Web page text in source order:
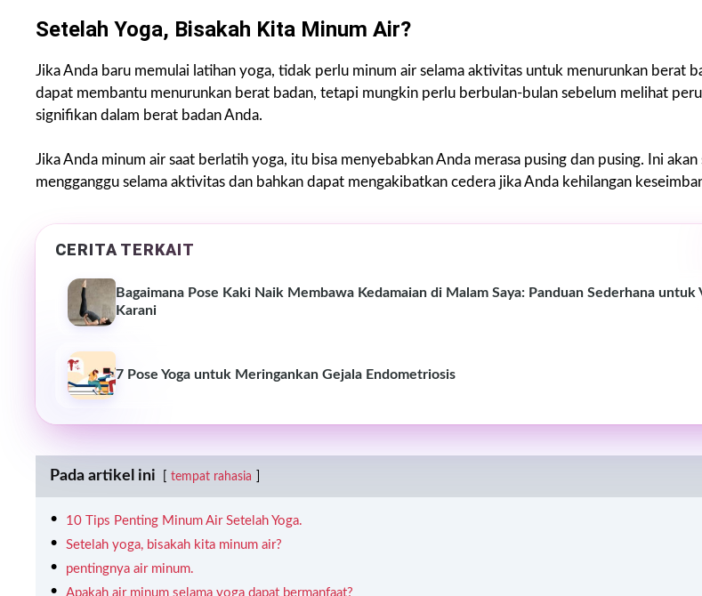
Setelah Yoga, Bisakah Kita Minum Air?
Jika Anda baru memulai latihan yoga, tidak perlu minum air selama aktivitas untuk menurunkan berat
dapat membantu menurunkan berat badan, tetapi mungkin perlu berbulan-bulan sebelum melihat
signifikan dalam berat badan Anda.
Jika Anda minum air saat berlatih yoga, itu bisa menyebabkan Anda merasa pusing dan pusing. Ini akan
mengganggu selama aktivitas dan bahkan dapat mengakibatkan cedera jika Anda kehilangan
CERITA TERKAIT
Bagaimana Pose Kaki Naik Membawa Kedamaian di Malam Saya: Panduan Sederhana untuk
Karani
7 Pose Yoga untuk Meringankan Gejala Endometriosis
Pada artikel ini tempat rahasia
10 Tips Penting Minum Air Setelah Yoga.
Setelah yoga, bisakah kita minum air?
pentingnya air minum.
Apakah air minum selama yoga dapat bermanfaat?